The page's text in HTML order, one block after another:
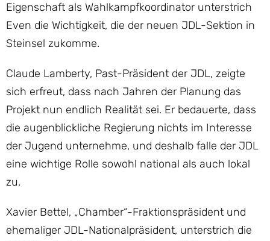
Eigenschaft als Wahlkampfkoordinator unterstrich
Even die Wichtigkeit, die der neuen JDL-Sektion in
Steinsel zukomme.
Claude Lamberty, Past-Präsident der JDL, zeigte
sich erfreut, dass nach Jahren der Planung das
Projekt nun endlich Realität sei. Er bedauerte, dass
die augenblickliche Regierung nichts im Interesse
der Jugend unternehme, und deshalb falle der JDL
eine wichtige Rolle sowohl national als auch lokal
zu.
Xavier Bettel, „Chamber“-Fraktionspräsident und
ehemaliger JDL-Nationalpräsident, unterstrich die